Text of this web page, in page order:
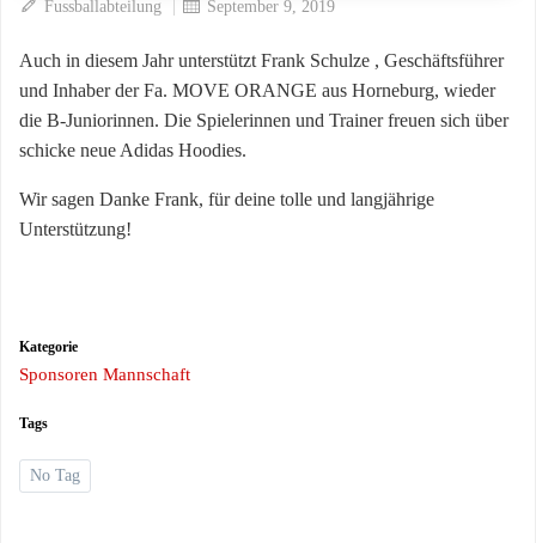
Fussballabteilung | September 9, 2019
Auch in diesem Jahr unterstützt Frank Schulze , Geschäftsführer
und Inhaber der Fa. MOVE ORANGE aus Horneburg, wieder
die B-Juniorinnen. Die Spielerinnen und Trainer freuen sich über
schicke neue Adidas Hoodies.
Wir sagen Danke Frank, für deine tolle und langjährige
Unterstützung!
Kategorie
Sponsoren Mannschaft
Tags
No Tag